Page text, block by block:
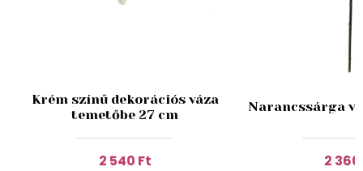
Krém színű dekorációs váza
temetőbe 27 cm
2 540 Ft
Narancssárga
2